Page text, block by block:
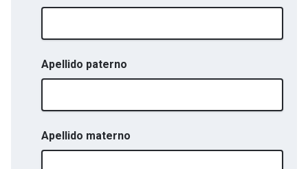
Apellido paterno
Apellido materno